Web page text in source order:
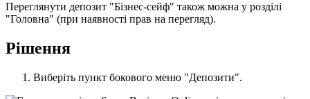
Переглянути депозит "Бізнес-сейф" також можна у розділі
"Головна" (при наявності прав на перегляд).
Рішення
Виберіть пункт бокового меню "Депозити".